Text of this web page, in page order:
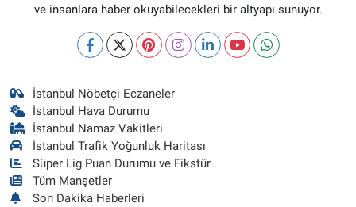
ve insanlara haber okuyabilecekleri bir altyapı sunuyor.
İstanbul Nöbetçi Eczaneler
İstanbul Hava Durumu
İstanbul Namaz Vakitleri
İstanbul Trafik Yoğunluk Haritası
Süper Lig Puan Durumu ve Fikstür
Tüm Manşetler
Son Dakika Haberleri